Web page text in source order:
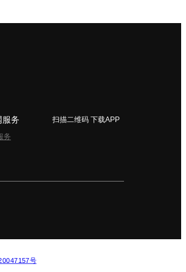
服务
务
扫描二维码 下载APP
号